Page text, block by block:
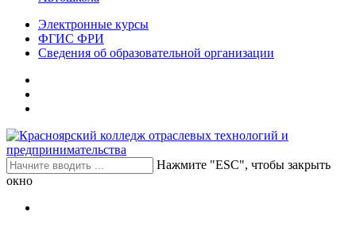
Электронные курсы
ФГИС ФРИ
Сведения об образовательной организации
Нажмите "ESC", чтобы закрыть
окно